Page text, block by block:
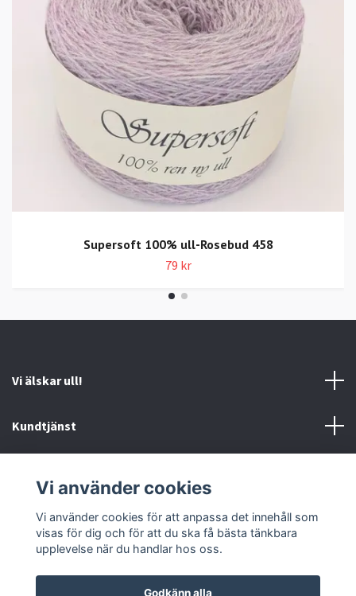
Supersoft 100% ull-Rosebud 458
79 kr
Vi älskar ull!
Kundtjänst
Sociala medier
Vi använder cookies
Vi använder cookies för att anpassa det innehåll som
visas för dig och för att du ska få bästa tänkbara
upplevelse när du handlar hos oss.
Godkänn alla